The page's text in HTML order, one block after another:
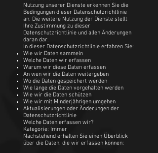
Nutzung unserer Dienste erkennen Sie die
Bedingungen dieser Datenschutzrichtlinie
an. Die weitere Nutzung der Dienste stellt
Ihre Zustimmung zu dieser
Datenschutzrichtlinie und allen Änderungen
daran dar.
In dieser Datenschutzrichtlinie erfahren Sie:
Wie wir Daten sammeln
Welche Daten wir erfassen
Warum wir diese Daten erfassen
An wen wir die Daten weitergeben
Wo die Daten gespeichert werden
Wie lange die Daten vorgehalten werden
Wie wir die Daten schützen
Wie wir mit Minderjährigen umgehen
Aktualisierungen oder Änderungen der
Datenschutzrichtlinie
Welche Daten erfassen wir?
Kategorie: Immer
Nachstehend erhalten Sie einen Überblick
über die Daten, die wir erfassen können: